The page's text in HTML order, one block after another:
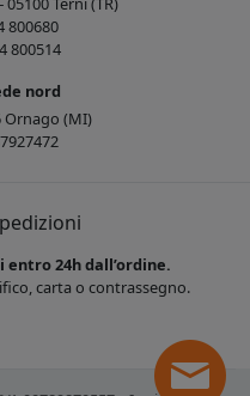
800680
800514
nord
Ornago (MI)
24h dall’ordine.
carta o contrassegno.